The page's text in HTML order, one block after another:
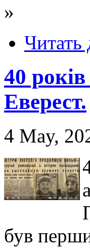
»
Читать
40
Еверест.
4 May,
був